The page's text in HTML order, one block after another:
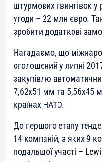
штурмових гвинтівок у
угоди – 22 млн євро.
зробити додаткові
Нагадаємо, що
оголошений у липні
закупівлю
7,62х51 мм та 5,56х45
країнах НАТО.
До першого етапу
14 компаній, з яких 9
подальшої участі –